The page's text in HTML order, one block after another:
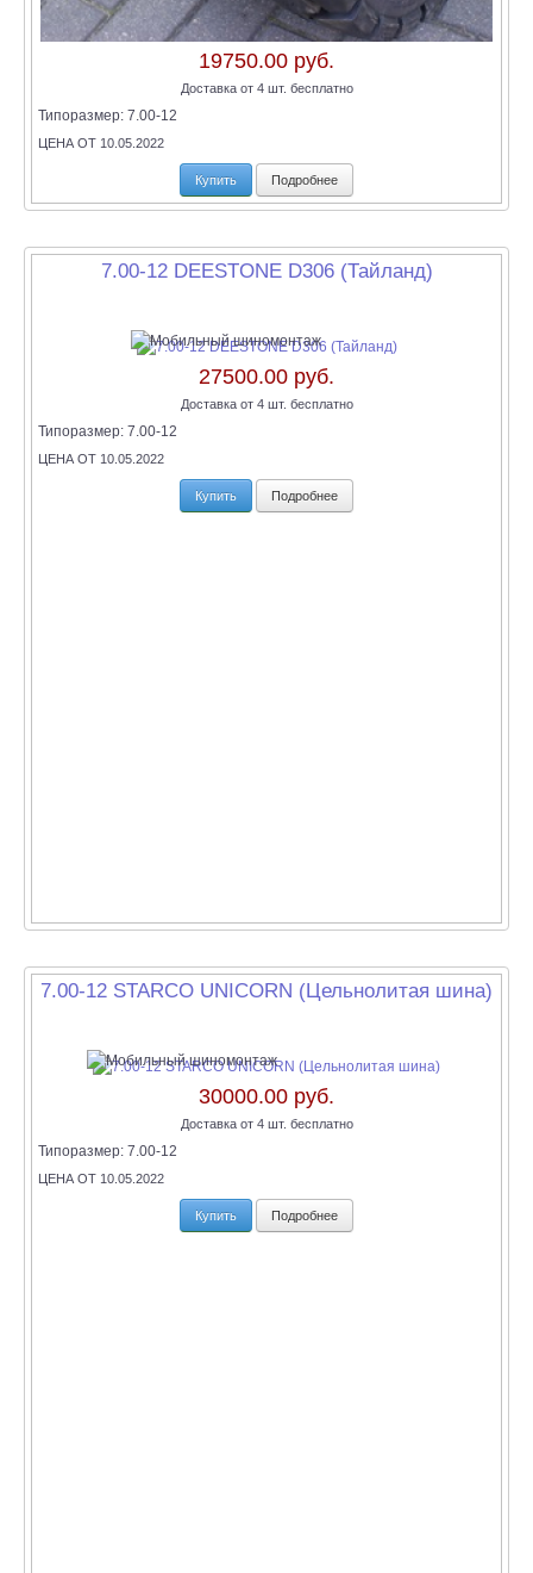
19750.00 руб.
Доставка от 4 шт. бесплатно
Типоразмер: 7.00-12
ЦЕНА ОТ 10.05.2022
Купить Подробнее
7.00-12 DEESTONE D306 (Тайланд)
27500.00 руб.
Доставка от 4 шт. бесплатно
Типоразмер: 7.00-12
ЦЕНА ОТ 10.05.2022
Купить Подробнее
7.00-12 STARCO UNICORN (Цельнолитая шина)
30000.00 руб.
Доставка от 4 шт. бесплатно
Типоразмер: 7.00-12
ЦЕНА ОТ 10.05.2022
Купить Подробнее